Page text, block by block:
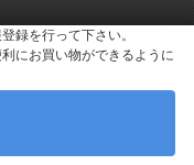
録を行って下さい。
にお買い物ができるように